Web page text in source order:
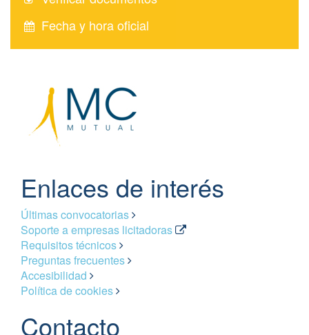
Fecha y hora oficial
Enlaces de interés
Últimas convocatorias
Soporte a empresas licitadoras
Requisitos técnicos
Preguntas frecuentes
Accesibilidad
Política de cookies
Contacto